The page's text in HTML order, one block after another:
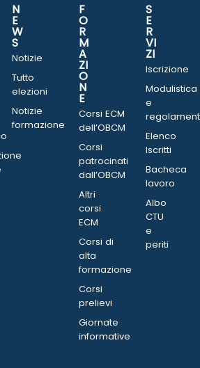
N
E
W
S
Notizie
Tutto
elezioni
Notizie
formazione
F
O
R
M
A
ZI
O
N
E
Corsi ECM
dell’OBCM
Corsi
patrocinati
dall’OBCM
Altri
corsi
ECM
Corsi di
alta
formazione
Corsi
prelievi
Giornate
informative
S
E
R
VI
ZI
Iscrizione
Modulistica
e
Elenco
Iscritti
Bacheca
lavoro
Albo
CTU
e
periti